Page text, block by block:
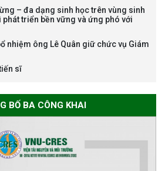
bổng Nagao tại Việt Nam năm
học 2026-2027
Thông báo về việc họp Tiểu
sơ chuyên môn cho các thí sinh
Thông báo danh sách thí sinh
– đa dạng sinh học trên vùng sinh
triển bền vững và ứng phó với
nhiệm ông Lê Quân giữ chức vụ Giám
sĩ
BỐ BA CÔNG KHAI